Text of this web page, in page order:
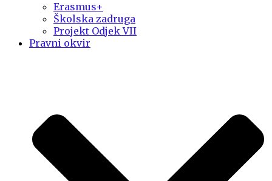
Erasmus+
Školska zadruga
Projekt Odjek VII
Pravni okvir